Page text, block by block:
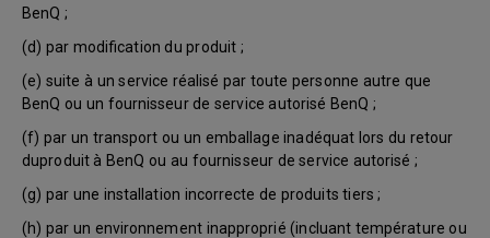
BenQ ;
(d) par modification du produit ;
(e) suite à un service réalisé par toute personne autre que
BenQ ou un fournisseur de service autorisé BenQ ;
(f) par un transport ou un emballage inadéquat lors du retour
duproduit à BenQ ou au fournisseur de service autorisé ;
(g) par une installation incorrecte de produits tiers ;
(h) par un environnement inapproprié (incluant température ou